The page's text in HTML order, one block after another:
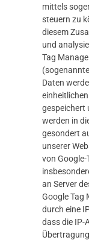
mittels
steuern zu
diesem
und
Tag
Daten
gespeichert
werden in
gesondert
unserer
von
an Server
Google Tag
durch eine
dass die IP-